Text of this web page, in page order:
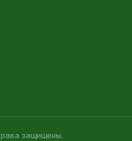
защищены.